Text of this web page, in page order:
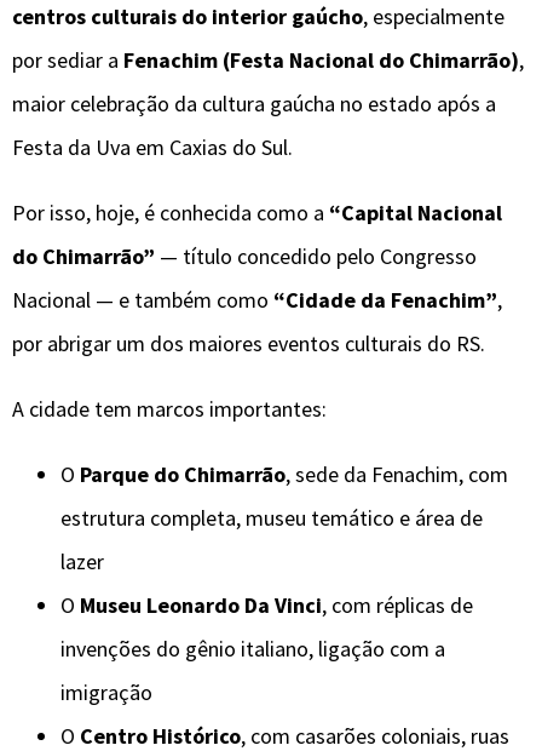
centros culturais do interior gaúcho, especialmente
por sediar a Fenachim (Festa Nacional do Chimarrão),
maior celebração da cultura gaúcha no estado após a
Festa da Uva em Caxias do Sul.
Por isso, hoje, é conhecida como a “Capital Nacional
do Chimarrão” — título concedido pelo Congresso
Nacional — e também como “Cidade da Fenachim”,
por abrigar um dos maiores eventos culturais do RS.
A cidade tem marcos importantes:
O Parque do Chimarrão, sede da Fenachim, com
estrutura completa, museu temático e área de
lazer
O Museu Leonardo Da Vinci, com réplicas de
invenções do gênio italiano, ligação com a
imigração
O Centro Histórico, com casarões coloniais, ruas